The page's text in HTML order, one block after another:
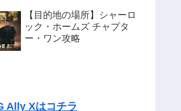
【目的地の場所】シャーロ
ック・ホームズ チャプタ
ー・ワン攻略
Ally Xはコチラ